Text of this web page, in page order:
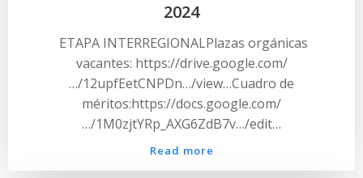
2024
ETAPA INTERREGIONALPlazas orgánicas
vacantes: https://drive.google.com/
…/12upfEetCNPDn…/view…Cuadro de
méritos:https://docs.google.com/
…/1M0zjtYRp_AXG6ZdB7v…/edit…
Read more